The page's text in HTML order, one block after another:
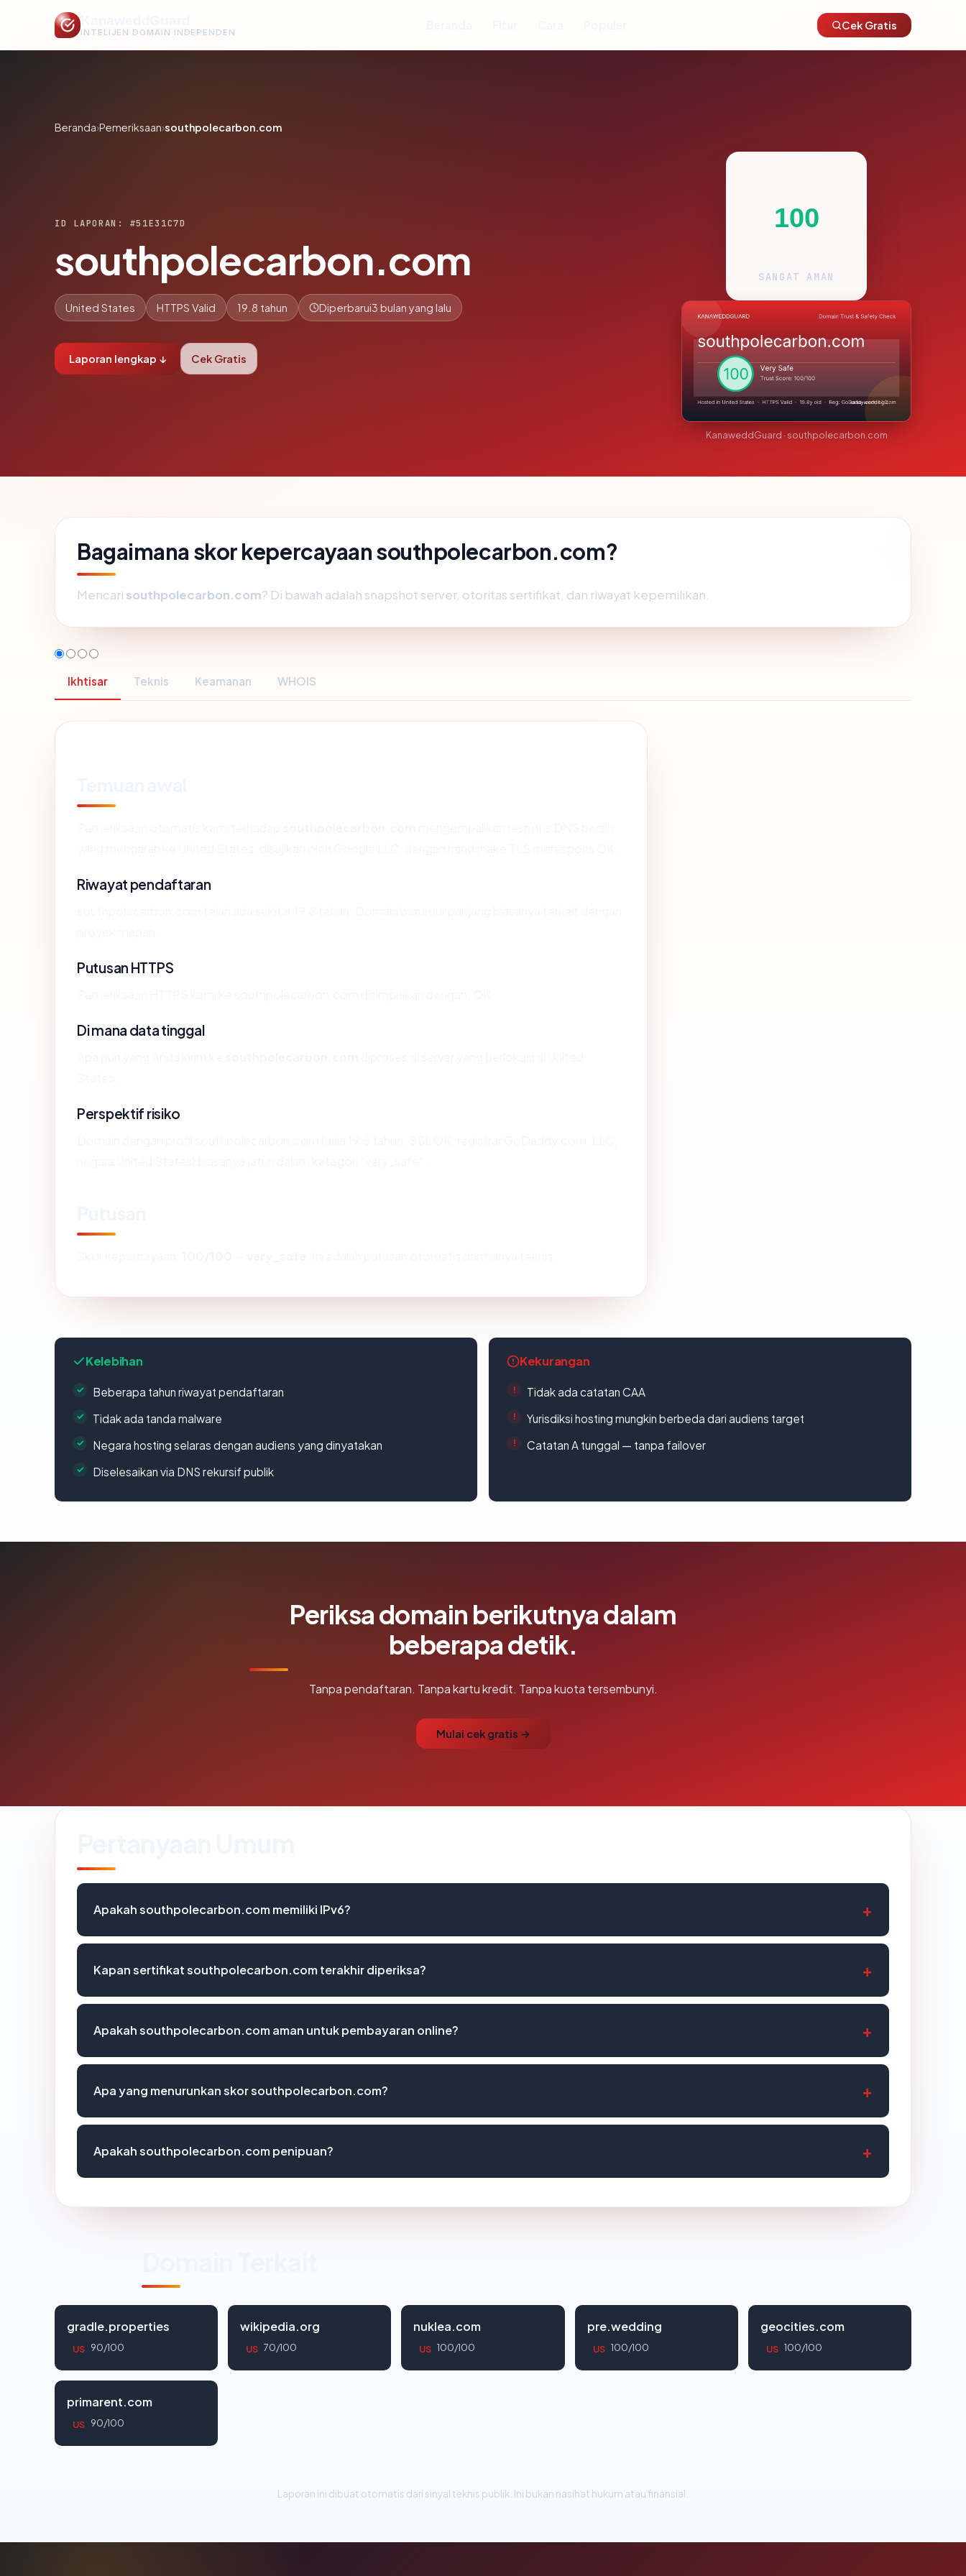
INTELIJEN DOMAIN INDEPENDEN
Cek Gratis
Beranda›Pemeriksaan›southpolecarbon.com
ID LAPORAN: #51E31C7D
southpolecarbon.com
United States HTTPS Valid 19.8 tahun Diperbarui3 bulan yang lalu
Laporan lengkap ↓ Cek Gratis
100
SANGAT AMAN
KanaweddGuard · southpolecarbon.com
Bagaimana skor kepercayaan southpolecarbon.com?
Mencari southpolecarbon.com? Di bawah adalah snapshot server, otoritas sertifikat, dan riwayat kepemilikan.
Ikhtisar Teknis Keamanan WHOIS
Riwayat pendaftaran
Putusan HTTPS
Di mana data tinggal
Perspektif risiko
Kelebihan
Beberapa tahun riwayat pendaftaran
Tidak ada tanda malware
Negara hosting selaras dengan audiens yang dinyatakan
Diselesaikan via DNS rekursif publik
Kekurangan
Tidak ada catatan CAA
Yurisdiksi hosting mungkin berbeda dari audiens target
Catatan A tunggal — tanpa failover
Periksa domain berikutnya dalam
beberapa detik.
Tanpa pendaftaran. Tanpa kartu kredit. Tanpa kuota tersembunyi.
Mulai cek gratis →
Apakah southpolecarbon.com memiliki IPv6?
Kapan sertifikat southpolecarbon.com terakhir diperiksa?
Apakah southpolecarbon.com aman untuk pembayaran online?
Apa yang menurunkan skor southpolecarbon.com?
Apakah southpolecarbon.com penipuan?
gradle.properties
US 90/100
wikipedia.org
US 70/100
nuklea.com
US 100/100
pre.wedding
US 100/100
geocities.com
US 100/100
primarent.com
US 90/100
Laporan ini dibuat otomatis dari sinyal teknis publik. Ini bukan nasihat hukum atau finansial.